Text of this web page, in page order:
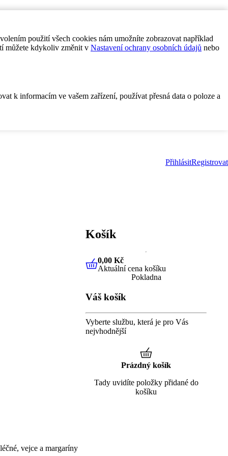
použití všech cookies nám umožníte zobrazovat například
můžete kdykoliv změnit v Nastavení ochrany osobních údajů nebo
k informacím ve vašem zařízení, používat přesná data o poloze a
PřihlásitRegistrovat
vejce a margaríny
Košík
0,00 KčAktuální cena košíku
0,00 Kč
Aktuální cena košíku
Pokladna
Váš košík
Vyberte službu, která je pro Vás
nejvhodnější
Prázdný košík
Tady uvidíte položky přidané do
košíku